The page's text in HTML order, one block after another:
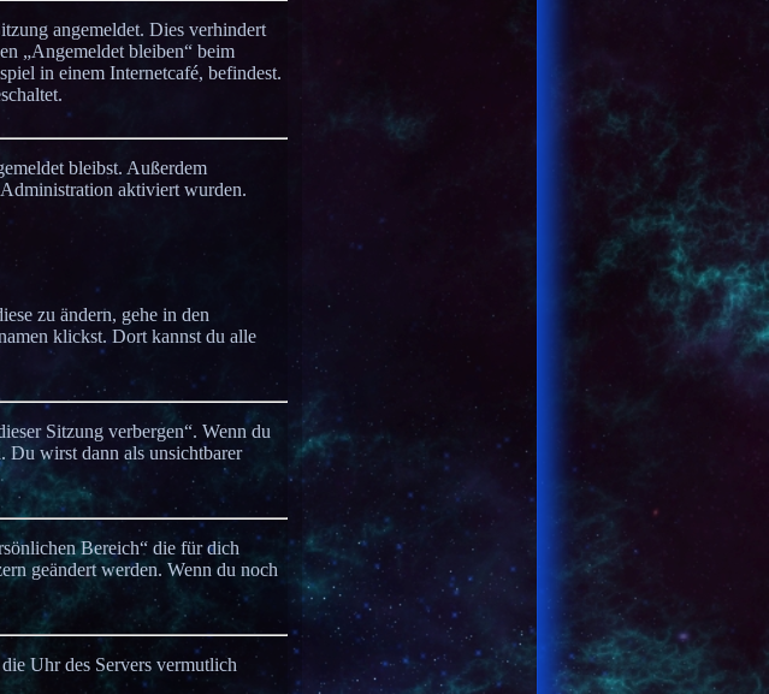
angemeldet. Dies verhindert
„Angemeldet bleiben“ beim
in einem Internetcafé, befindest.
bleibst. Außerdem
aktiviert wurden.
zu ändern, gehe in den
klickst. Dort kannst du alle
Sitzung verbergen“. Wenn du
Du wirst dann als unsichtbarer
Bereich“ die für dich
geändert werden. Wenn du noch
Uhr des Servers vermutlich